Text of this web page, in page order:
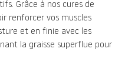
Grâce à nos cures de
renforcer vos muscles
et en finie avec les
la graisse superflue pour